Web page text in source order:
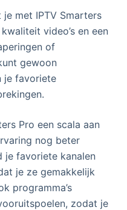
met IPTV Smarters
video’s en een
of
gewoon
je favoriete
Pro een scala aan
nog beter
je favoriete kanalen
je ze gemakkelijk
programma’s
zodat je